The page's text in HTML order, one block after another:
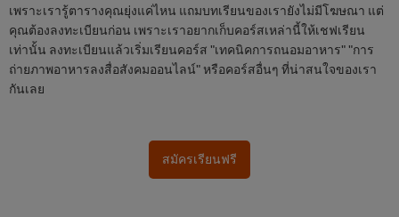
เพราะเรารู้ตารางคุณยุ่งแค่ไหน แถมบทเรียนของเรายังไม่มีโฆษณา แต่
คุณต้องลงทะเบียนก่อน เพราะเราอยากเก็บคอร์สเหล่านี้ให้เชฟเรียน
เท่านั้น ลงทะเบียนแล้วเริ่มเรียนคอร์ส "เทคนิคการถนอมอาหาร" "การ
ถ่ายภาพอาหารลงสื่อสังคมออนไลน์" หรือคอร์สอื่นๆ ที่น่าสนใจของเรา
กันเลย
สมัครเรียนฟรี